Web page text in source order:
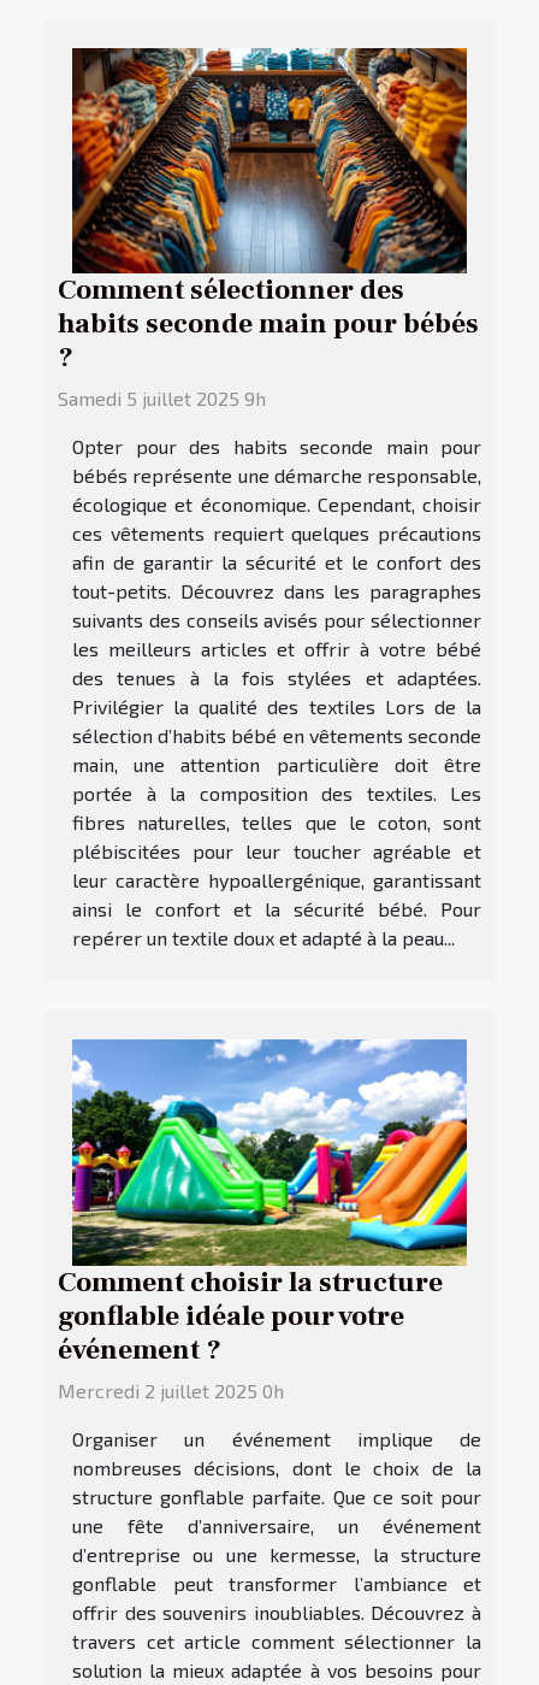
Comment sélectionner des
habits seconde main pour bébés
?
Samedi 5 juillet 2025 9h
Opter pour des habits seconde main pour
bébés représente une démarche responsable,
écologique et économique. Cependant, choisir
ces vêtements requiert quelques précautions
afin de garantir la sécurité et le confort des
tout-petits. Découvrez dans les paragraphes
suivants des conseils avisés pour sélectionner
les meilleurs articles et offrir à votre bébé
des tenues à la fois stylées et adaptées.
Privilégier la qualité des textiles Lors de la
sélection d’habits bébé en vêtements seconde
main, une attention particulière doit être
portée à la composition des textiles. Les
fibres naturelles, telles que le coton, sont
plébiscitées pour leur toucher agréable et
leur caractère hypoallergénique, garantissant
ainsi le confort et la sécurité bébé. Pour
repérer un textile doux et adapté à la peau...
Comment choisir la structure
gonflable idéale pour votre
événement ?
Mercredi 2 juillet 2025 0h
Organiser un événement implique de
nombreuses décisions, dont le choix de la
structure gonflable parfaite. Que ce soit pour
une fête d’anniversaire, un événement
d’entreprise ou une kermesse, la structure
gonflable peut transformer l’ambiance et
offrir des souvenirs inoubliables. Découvrez à
travers cet article comment sélectionner la
solution la mieux adaptée à vos besoins pour